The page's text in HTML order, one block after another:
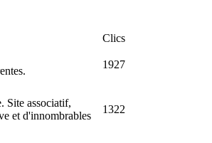
Clics
1927
Site associatif,
et d'innombrables
1322